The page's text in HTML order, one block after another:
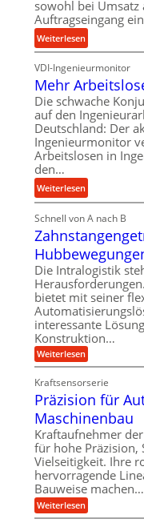
u
n
d
H
y
d
r
a
u
l
i
k
i
V
e
r
g
l
e
i
c
h
e
u
n
a
n
g
l
e
i
g
e
u
g
e
l
g
e
w
i
n
d
e
r
i
e
b
e
f
ü
sowohl bei Umsatz
Auftragseingang
Weiterlesen:
K
r
o
n
e
s
s
t
i
g
e
r
t
m
s
a
t
z
u
n
d
A
u
f
t
r
a
g
s
VDI-Ingenieurmonitor
Mehr
Die schwache
auf den
Deutschland: Der
Ingenieurmonitor
Arbeitslosen in
den…
Weiterlesen:
M
e
h
A
r
b
e
i
t
s
l
o
s
e
,
w
e
n
i
g
e
Schnell von A nach B
Die Intralogistik
bietet mit seiner
interessante
Konstruktion…
Weiterlesen:
Z
h
n
s
t
a
n
g
e
n
g
e
t
r
Kraftsensorserie
Präzision für
Maschinenbau
Kraftaufnehmer
für hohe Präzision,
Vielseitigkeit. Ihre
hervorragende
Bauweise machen…
Weiterlesen:
P